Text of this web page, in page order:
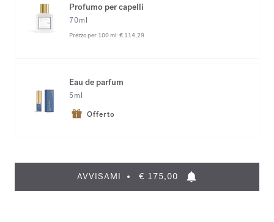
Profumo per capelli
70ml
Prezzo per 100 ml: € 114,29
Eau de parfum
5ml
Offerto
AVVISAMI € 175,00